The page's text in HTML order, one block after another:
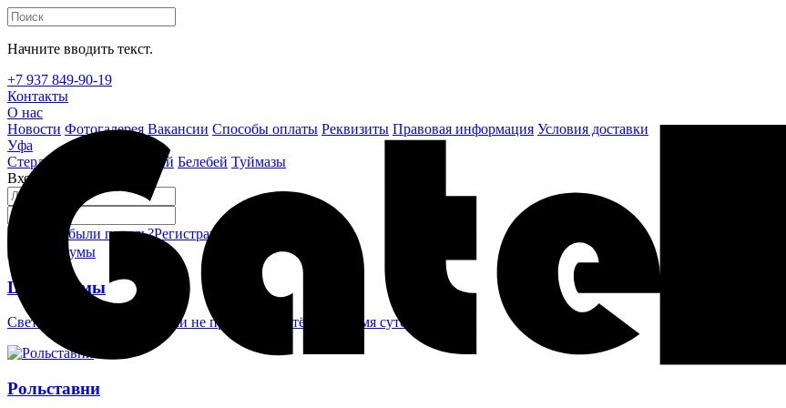
Начните вводить текст.
+7 937 849-90-19
Контакты
О нас
Новости Фотогалерея Вакансии Способы оплаты Реквизиты Правовая информация Условия доставки
Уфа
Стерлитамак
Октябрьский Белебей Туймазы
Вход на сайт
Забыли пароль?Регистрация
Шлагбаумы
Светоотражающие наклейки не проглядеть в тёмное время суток
Рольставни